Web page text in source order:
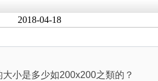
2018-04-18
小是多少如200x200之類的？